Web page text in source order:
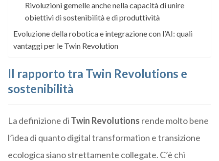
Rivoluzioni gemelle anche nella capacità di unire
obiettivi di sostenibilità e di produttività
Evoluzione della robotica e integrazione con l’AI: quali
vantaggi per le Twin Revolution
Il rapporto tra Twin Revolutions e
sostenibilità
La definizione di Twin Revolutions rende molto bene
l’idea di quanto digital transformation e transizione
ecologica siano strettamente collegate. C’è chi